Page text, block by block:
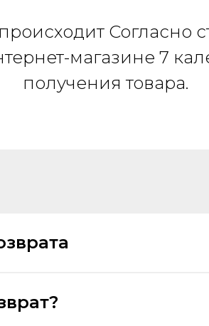
Согласно
магазине 7
получения товара.